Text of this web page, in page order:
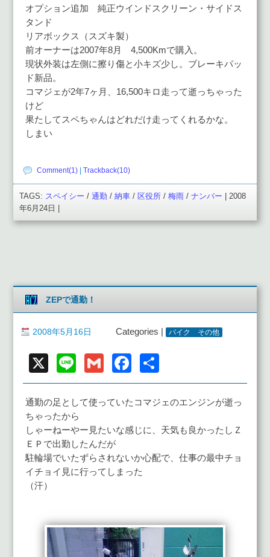
オプション追加 純正ウインドスクリーン・サイドス
タンド
リアボックス（スズキ製）
前オーナーは2007年8月 4,500Kmで購入。
現状外装は左側に擦り傷と小キズ少し。ブレーキパッ
ド新品。
コマジェが2年7ヶ月、16,500キロ走って逝っちゃった
けど
果たしてスペちゃんはどれだけ走ってくれるかな。
しまい
Comment(1) | Trackback(10)
TAGS: スペイシー / 通勤 / 納車 / 区役所 / 梅雨 / ナンバー | 2008
年6月24日 |
ZEPで通勤！
2008年5月16日 Categories | バイク その他
X Line GmailFacebook
有
通勤の足として使っていたコマジェのエンジンが逝っ
ちゃったから
しゃーねーやー見たいな感じに、天気も良かったしＺ
ＥＰで出勤したんだが
駐輪場でいたずらされないか心配で、仕事の最中チョ
イチョイ見に行ってしまった
（汗）